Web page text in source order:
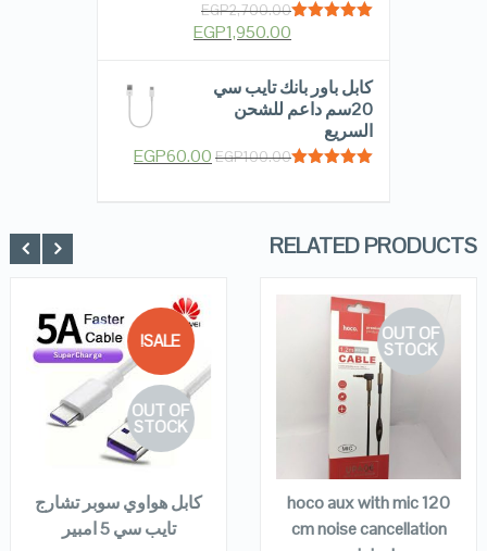
EGP2,700.00
EGP1,950.00
كابل باور بانك تايب سي
20سم داعم للشحن
السريع
EGP100.00
EGP60.00
RELATED PRODUCTS
OUT OF
STOCK
QUICK LOOK
VIEW DETAILS
READ MORE
hoco aux with mic 120
cm noise cancellation
SALE!
OUT OF
STOCK
QUICK LOOK
VIEW DETAILS
READ MORE
كابل هواوي سوبر تشارج
تايب سي 5 امبير